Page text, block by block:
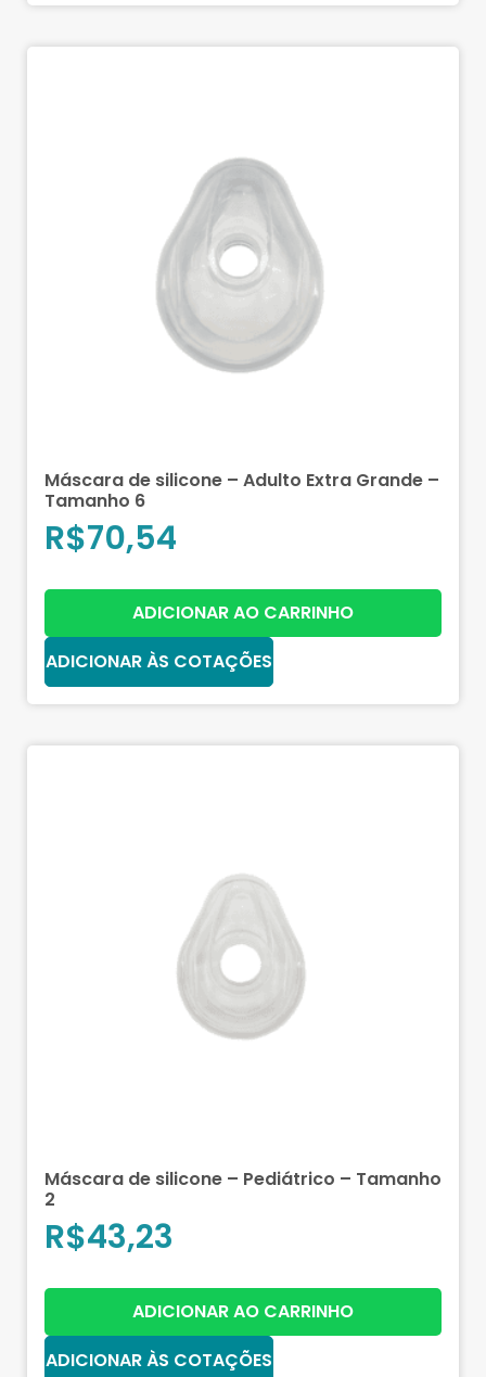
Máscara de silicone – Adulto Extra Grande –
Tamanho 6
R$70,54
ADICIONAR AO CARRINHO
ADICIONAR ÀS COTAÇÕES
Máscara de silicone – Pediátrico – Tamanho
2
R$43,23
ADICIONAR AO CARRINHO
ADICIONAR ÀS COTAÇÕES